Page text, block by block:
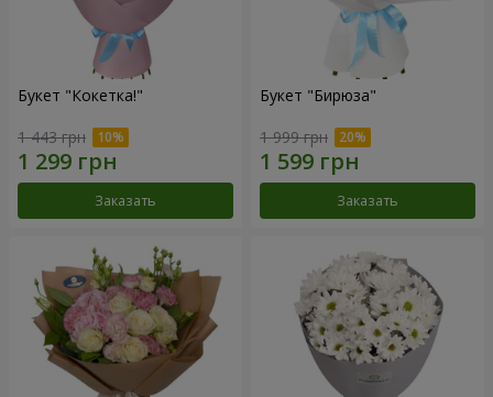
Букет "Кокетка!"
1 443 грн
Заказать
Букет "Бирюза"
1 999 грн
Заказать